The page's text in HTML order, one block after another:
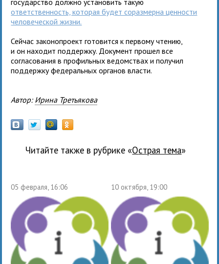
ответственность, которая будет соразмерна ценности
человеческой жизни.
Сейчас законопроект готовится к первому чтению,
и он находит поддержку. Документ прошел все
согласования в профильных ведомствах и получил
поддержку федеральных органов власти.
Автор: Ирина Третьякова
Читайте также в рубрике « Острая тема»
05 февраля, 16:06 10 октября, 19:00